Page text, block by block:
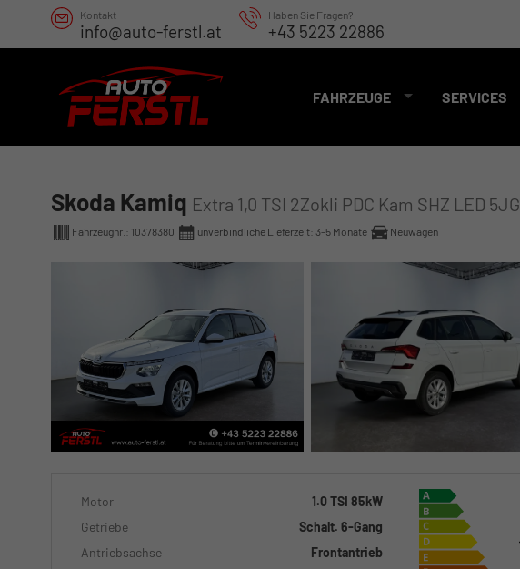
Kontakt
info@auto-ferstl.at
Haben Sie Fragen?
+43 5223 22886
FAHRZEUGE SERVICES
Skoda Kamiq Extra 1,0 TSI 2Zokli PDC Kam SHZ LED 5JG
Fahrzeugnr.: 10378380 unverbindliche Lieferzeit: 3-5 Monate Neuwagen
Motor
1.0 TSI 85kW
Getriebe
Schalt. 6-Gang
Antriebsachse
Frontantrieb